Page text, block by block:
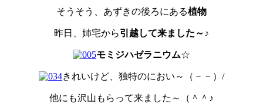
そうそう、あずきの後ろにある植物
昨日、姉宅から引越して来ました～♪
モミジハゼラニウム☆
きれいけど、独特のにおい～（－－）/
他にも沢山もらって来ました～（＾＾♪